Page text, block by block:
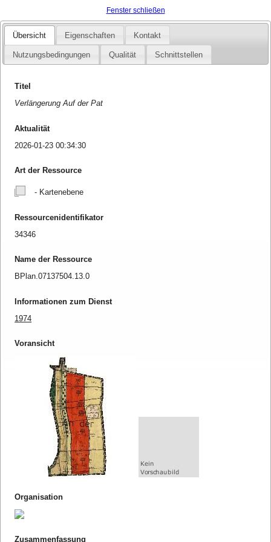
Fenster schließen
Übersicht Eigenschaften Kontakt
Nutzungsbedingungen Qualität Schnittstellen
Titel
Verlängerung Auf der Pat
Aktualität
2026-01-23 00:34:30
Art der Ressource
- Kartenebene
Ressourcenidentifikator
34346
Name der Ressource
BPlan.07137504.13.0
Informationen zum Dienst
1974
Voransicht
Organisation
Zusammenfassung